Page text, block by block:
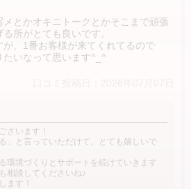
とかオキニトークとかそこまで頑張
所がとても良いです。
、1番お客様が来てくれてるので
たいなって思います^_^
ざいます！
」と言っていただけて、とても嬉しいで
環境づくりとサポートを続けていきます
相談してくださいね♪
ます！